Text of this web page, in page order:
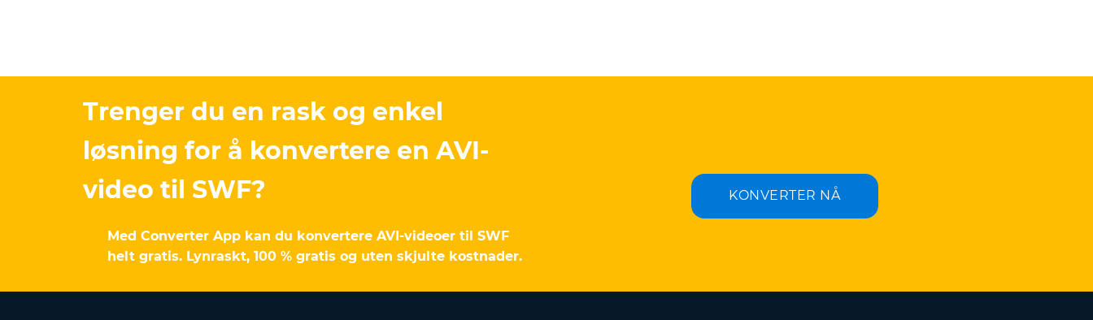
Trenger du en rask og enkel
løsning for å konvertere en AVI-
video til SWF?
Med Converter App kan du konvertere AVI-videoer til SWF
helt gratis. Lynraskt, 100 % gratis og uten skjulte kostnader.
KONVERTER NÅ